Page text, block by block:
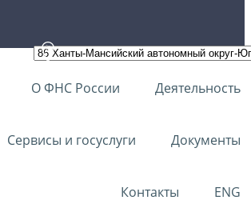
О ФНС России Деятельность
Сервисы и госуслуги Документы
Контакты ENG